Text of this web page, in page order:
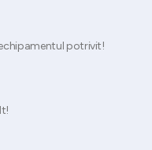
potrivit!